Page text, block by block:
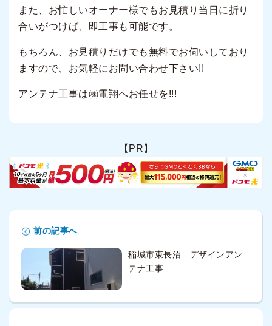
また、お忙しいオーナー様でもお見積り当日に折り
合いがつけば、即工事も可能です。
もちろん、お見積りだけでも無料でお伺いしており
ますので、お気軽にお問い合わせ下さい!!
アンテナ工事は㈱電翔へお任せを!!!
【PR】
前の記事へ
稲城市東長沼 デザインアン
テナ工事